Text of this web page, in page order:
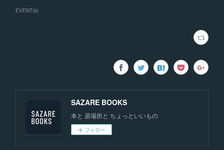
EVENT(9)
SAZARE BOOKS
本と 居場所と ちょっといいもの
フォロー